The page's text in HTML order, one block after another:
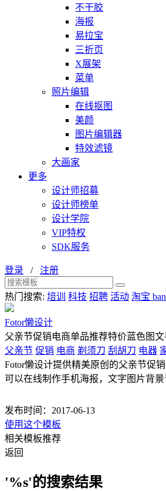
不干胶
海报
易拉宝
三折页
X展架
菜单
照片编辑
在线抠图
美颜
图片编辑器
特效滤镜
大画家
更多
设计师招募
设计师榜单
设计学院
VIP特权
SDK服务
登录 / 注册
热门搜索: 培训 科技 招聘 活动 淘宝
Fotor懒设计
父亲节促销电商单品推荐特价蓝色图
父亲节 促销 电商 剃须刀 刮胡刀 电器
Fotor懒设计提供精美原创的父亲节促
可以在线制作手机海报，文字图片背
发布时间：2017-06-13
使用这个模板
相关模板推荐
返回
'%s'的搜索结果